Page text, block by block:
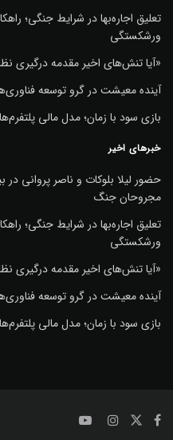
تعلیق اجاره‌بها در شرایط جنگی؛
ورشکستگی
«آیا تنش‌های اخیر مقدمه درگیری
آینده معیشت در گرو توسعه
بازی سود با زمان؛ مدل مالی
خبرهای اخیر
حضور لیلا بلوکات و ناصر پروانی در
مجروحان جنگ
تعلیق اجاره‌بها در شرایط جنگی؛
ورشکستگی
«آیا تنش‌های اخیر مقدمه درگیری
آینده معیشت در گرو توسعه
بازی سود با زمان؛ مدل مالی